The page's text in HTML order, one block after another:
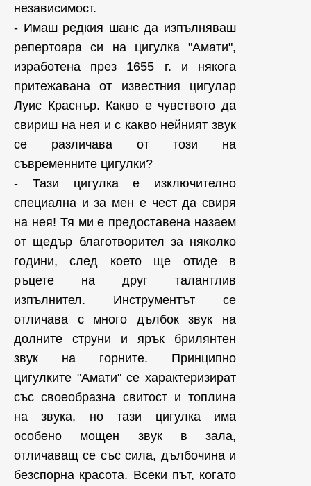
независимост.
- Имаш редкия шанс да изпълняваш
репертоара си на цигулка "Амати",
изработена през 1655 г. и някога
притежавана от известния цигулар
Луис Краснър. Какво е чувството да
свириш на нея и с какво нейният звук
се различава от този на
съвременните цигулки?
- Тази цигулка е изключително
специална и за мен е чест да свиря
на нея! Тя ми е предоставена назаем
от щедър благотворител за няколко
години, след което ще отиде в
ръцете на друг талантлив
изпълнител. Инструментът се
отличава с много дълбок звук на
долните струни и ярък брилянтен
звук на горните. Принципно
цигулките "Амати" се характеризират
със своеобразна свитост и топлина
на звука, но тази цигулка има
особено мощен звук в зала,
отличаващ се със сила, дълбочина и
безспорна красота. Всеки път, когато